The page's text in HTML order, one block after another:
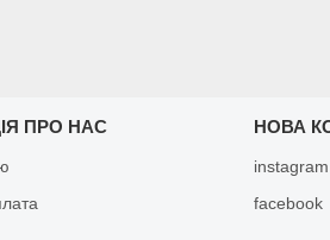
ПРО НАС НОВА
instagram
facebook